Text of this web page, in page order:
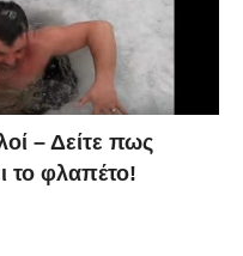
– Δείτε πως
το φλαπέτο!